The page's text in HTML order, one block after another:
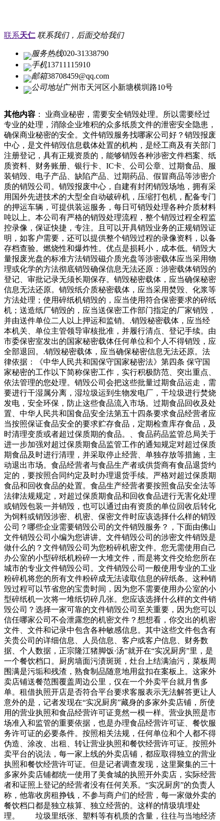
联系天仁 联系我们，后面交给我们
服务热线020-31338790
手机13711115910
邮箱38708459@qq.com
公司地址广州市天河区小新塘横圳路10号
其他内容 ： 业商业秘密，需要安全销毁处理。所以需要经过
专业的处理，消除企业堆积的众多纸质文件的泄密安全隐患，
确保商业秘密的安全。文件销毁服务找哪家公司好？销毁报废
中心，是文件销毁信息载体处置的机构，是经工商及有关部门
注册登记，具有正规资质的，能够销毁各种涉密文件档案、纸
质资料、财务账册、银行卡、IC卡、公司公章、过期食品、服
装销毁、电子产品、缺陷产品、过期药品、假冒商品等涉密介
质的销毁公司。销毁报废中心，自建有封闭销毁场地，拥有采
用国外先进技术的大型全自动破碎机，压缩打包机，配备专门
的押运车辆，可提供装运服务，每日可销毁处理各种介质材料
吨以上。本公司有严格的销毁处理流程，整个销毁过程全程监
控录像，保证快捷，专注。且可以开具销毁业务的正规销毁证
明，如客户需要，还可以提供整个销毁过程的录像资料，以备
存档查验。燃烧性和爆炸性。优点是损耗小，成本低。销毁大
量报废光盘的标准方法销毁磁介质光盘等涉密载体应当采用物
理或化学的方法彻底销毁确保信息无法还原：涉密载体销毁的
登记、审批记录无须长期保存。销毁秘密载体，应当确保秘密
信息无法还原。销毁纸介质秘密载体，应当采用焚毁、化浆等
方法处理；使用碎纸机销毁的，应当使用符合保密要求的碎纸
机；送造纸厂销毁的，应当送保密工作部门指定的厂家销毁，
并由送件单位二人以上押运和监销。.销毁秘密载体，应当经
本机关、单位主管领导审核批准，并履行清点、登记手续。由
市委保密室发出的国家秘密载体任何单位和个人不得销毁，应
全部退回。.销毁秘密载体，应当确保秘密信息无法还原。法
律依据：《中华人民共和国保守国家秘密法》第四条 保守国
家秘密的工作以下简称保密工作，实行积极防范、突出重点、
依法管理的您处理。销毁公司会把这些批量过期食品运走，需
要进行干湿属分离，湿垃圾运到生物发电厂，干垃圾进行焚烧
发电，安全环保，防止这些食品流入市场。过期食品回收及处
置、中华人民共和国食品安全法第五十四条要求食品经营者应
当按照保证食品安全的要求贮存食品，定期检查库存食品，及
时清理变质或者超过保质期的食品。、食品药品监管总局关于
进一步加强对超过保质期食品监管工作的通知规定对超过保质
期食品及时进行清理，并采取停止经营、单独存放等措施，主
动退出市场。食品经营者与食品生产者或供货商有食品退货约
定的，要按照合同约定及时办理退货手续。严格对超过保质期
食品和回收食品的处置。食品生产经营者要按照食品安全法等
法律法规规定，对超过保质期食品和回收食品进行无害化处理
或销毁包装一并销毁，也可以通过由有资质的单位回收后转化
为饲料或销毁涉密、机密、保密文件时应该选择什么样的销毁
公司？哪些企业需要销毁公司的文件销毁服务？，下面由佛山
文件销毁公司小编为您讲讲。文件销毁公司的涉密文件销毁是
做什么的？文件销毁公司为您粉碎机密文件。您无需使用自己
办公室的小型碎纸机粉碎一大堆文件，而是将文件交给您所在
城市的专业文件销毁公司。文件销毁公司一般使用专业的工业
粉碎机将您的所有文件粉碎成无法读取信息的碎纸条。这种销
毁过程可以节省您的宝贵时间，因为您不需要使用办公室的小
型碎纸机一次将一堆纸切碎几张。您应该选择什么样的文件销
毁公司？选择一家可靠的文件销毁公司至关重要，因为您可以
信任哪家公司不会泄露您的机密文件？想想看，你交出的机密
文件、文件和记录中包含各种敏感信息。其中这些文件包含有
关贵公司的详细信息、人员信息、客户或客户信息、财务数
据、个人数据，正宗隆江猪脚饭·汤”就开在“实况厨房”里，是
一个餐饮档口。厨房墙面污渍斑斑，灶台上结满油污，菜板周
围满是污垢和残渣，熟食制品随意地用盆扣在案板上。这家外
卖店铺送餐范围覆盖周边公里，仅在一个外卖平台就月售多
单。租借执照开店是否符合平台要求客服表示无法解答更让人
意外的是，记者发现在“实况厨房”藏身的多家外卖店铺，所使
用的营业执照和食品经营许可证竟然一模一样。营业执照是市
场准入和监管的重要依据，也是办理食品经营许可证、餐饮服
务许可证的必要条件。按照相关法规，任何单位和个人都不得
伪造、涂改、出租、转让营业执照和餐饮经营许可证。按照外
卖平台的说法，每一家上线的外卖店铺，都应取得独立的营业
执照和餐饮经营许可证。但是记者调查发现，这里聚集的三十
多家外卖店铺都统一使用了美食城的执照开外卖店，实际经营
者和证照上登记的经营者没有任何关系。“实况厨房”的负责人
称，他靠收房租挣钱，不参与商户们的经营，每一家做外卖的
餐饮档口都是独立核算、独立经营的。这样的情圾填埋处
理。 垃圾里纸张、塑料等有机质的含量，往往与当地经济